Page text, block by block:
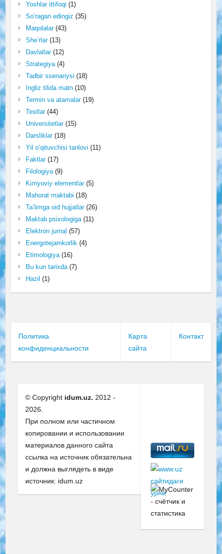
Yoshlar ittifoqi (1)
So‘ragan edingiz (35)
Maqolalar(43)
She’rlar(13)
Davlatlar(12)
Strategiya(4)
Tadbir ssenariysi (18)
Ingliz tilida matn(10)
Termin va atamalar(19)
Testlar(44)
Universitetlar(15)
Darsliklar(18)
Yil o‘qituvchisi tanlovi (11)
Faktlar(17)
Filologiya(9)
Kimyoviy elementlar(5)
Mahorat maktabi (18)
Ta’limga oid hujjatlar(26)
Maktab psixologiga(11)
Elektron jurnal (57)
Energotejamkorlik(4)
Etimologiya(16)
Bu kun tarixda(7)
Hazil (1)
Политика
конфиденциальности
Карта
сайта
Контакт
© Copyright idum.uz. 2012 -
2026.
При полном или частичном
копировании и использовании
материалов данного сайта
ссылка на источник обязательна
и должна выглядеть в виде
источник: idum.uz